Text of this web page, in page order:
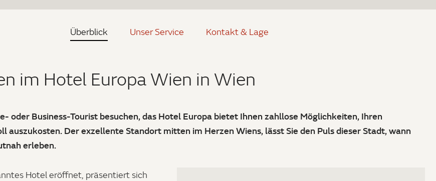
Überblick Unser Service Kontakt & Lage
im Hotel Europa Wien in Wien
oder Business-Tourist besuchen, das Hotel Europa bietet Ihnen zahllose Möglichkeiten, Ihren
auszukosten. Der exzellente Standort mitten im Herzen Wiens, lässt Sie den Puls dieser Stadt, wann
erleben.
Hotel eröffnet, präsentiert sich